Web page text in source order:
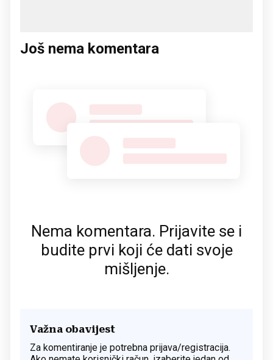
Još nema komentara
Nema komentara. Prijavite se i
budite prvi koji će dati svoje
mišljenje.
Važna obavijest
Za komentiranje je potrebna prijava/registracija.